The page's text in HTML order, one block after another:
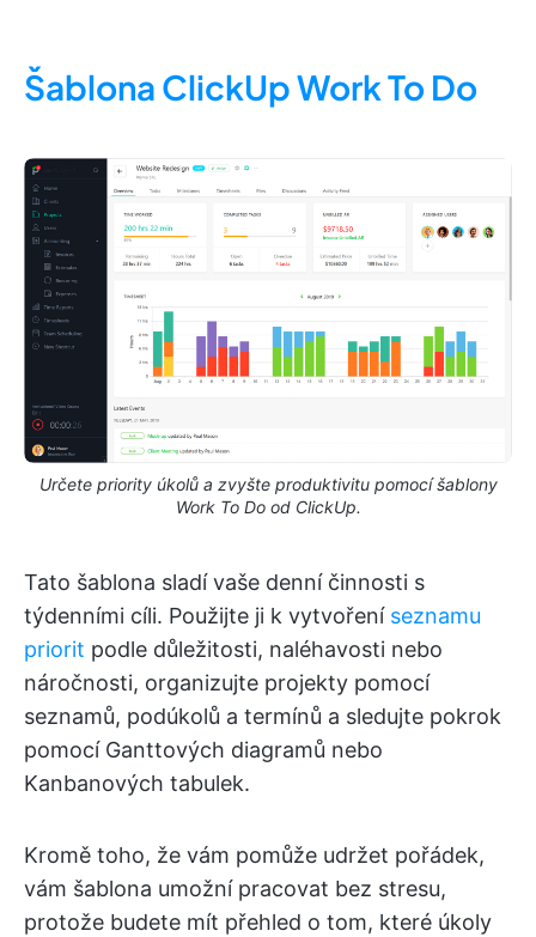
Šablona ClickUp Work To Do
Určete priority úkolů a zvyšte produktivitu pomocí šablony
Work To Do od ClickUp.
Tato šablona sladí vaše denní činnosti s
týdenními cíli. Použijte ji k vytvoření seznamu
priorit podle důležitosti, naléhavosti nebo
náročnosti, organizujte projekty pomocí
seznamů, podúkolů a termínů a sledujte pokrok
pomocí Ganttových diagramů nebo
Kanbanových tabulek.
Kromě toho, že vám pomůže udržet pořádek,
vám šablona umožní pracovat bez stresu,
protože budete mít přehled o tom, které úkoly